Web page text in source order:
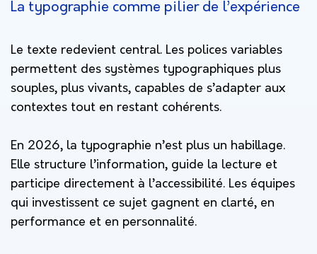
La typographie comme pilier de l’expérience
Le texte redevient central. Les polices variables
permettent des systèmes typographiques plus
souples, plus vivants, capables de s’adapter aux
contextes tout en restant cohérents.
En 2026, la typographie n’est plus un habillage.
Elle structure l’information, guide la lecture et
participe directement à l’accessibilité. Les équipes
qui investissent ce sujet gagnent en clarté, en
performance et en personnalité.